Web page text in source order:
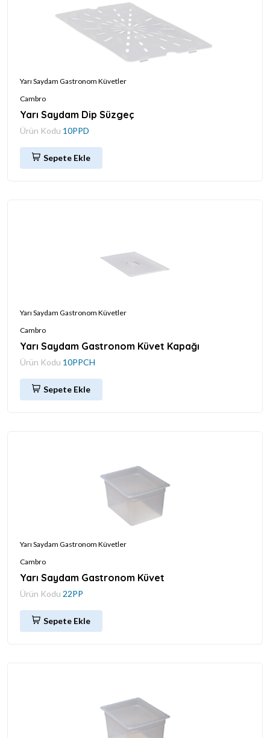
Yarı Saydam Gastronom Küvetler
Cambro
Yarı Saydam Dip Süzgeç
Ürün Kodu 10PPD
Sepete Ekle
Yarı Saydam Gastronom Küvetler
Cambro
Yarı Saydam Gastronom Küvet Kapağı
Ürün Kodu 10PPCH
Sepete Ekle
Yarı Saydam Gastronom Küvetler
Cambro
Yarı Saydam Gastronom Küvet
Ürün Kodu 22PP
Sepete Ekle